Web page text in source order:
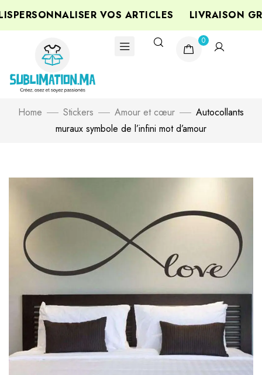
VOS ARTICLES LIVRAISON
0
Home Stickers Amour et cœur
Autocollants
muraux symbole de l’infini mot d’amour